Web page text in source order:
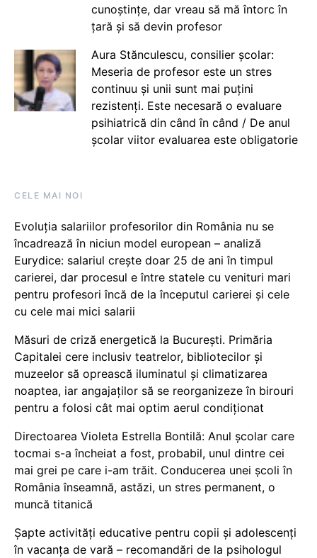
cunoștințe, dar vreau să mă întorc în
țară și să devin profesor
Aura Stănculescu, consilier școlar:
Meseria de profesor este un stres
continuu și unii sunt mai puțini
rezistenți. Este necesară o evaluare
psihiatrică din când în când / De anul
școlar viitor evaluarea este obligatorie
CELE MAI NOI
Evoluția salariilor profesorilor din România nu se
încadrează în niciun model european – analiză
Eurydice: salariul crește doar 25 de ani în timpul
carierei, dar procesul e între statele cu venituri mari
pentru profesori încă de la începutul carierei și cele
cu cele mai mici salarii
Măsuri de criză energetică la București. Primăria
Capitalei cere inclusiv teatrelor, bibliotecilor și
muzeelor să oprească iluminatul și climatizarea
noaptea, iar angajaților să se reorganizeze în birouri
pentru a folosi cât mai optim aerul condiționat
Directoarea Violeta Estrella Bontilă: Anul școlar care
tocmai s-a încheiat a fost, probabil, unul dintre cei
mai grei pe care i-am trăit. Conducerea unei școli în
România înseamnă, astăzi, un stres permanent, o
muncă titanică
Șapte activități educative pentru copii și adolescenți
în vacanța de vară – recomandări de la psihologul